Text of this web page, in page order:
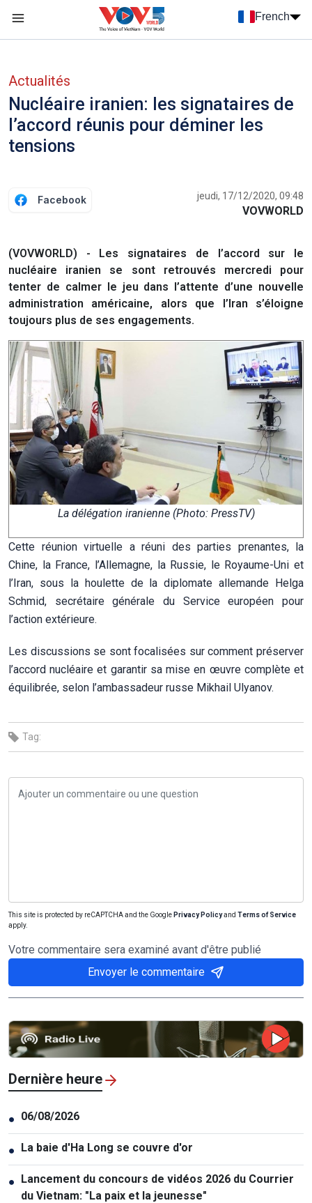
French
Actualités
Nucléaire iranien: les signataires de
l’accord réunis pour déminer les
tensions
Facebook jeudi, 17/12/2020, 09:48
VOVWORLD
(VOVWORLD) - Les signataires de l’accord sur le
nucléaire iranien se sont retrouvés mercredi pour
tenter de calmer le jeu dans l’attente d’une nouvelle
administration américaine, alors que l’Iran s’éloigne
toujours plus de ses engagements.
La délégation iranienne (Photo: PressTV)
Cette réunion virtuelle a réuni des parties prenantes, la
Chine, la France, l’Allemagne, la Russie, le Royaume-Uni et
l’Iran, sous la houlette de la diplomate allemande Helga
Schmid, secrétaire générale du Service européen pour
l’action extérieure.
Les discussions se sont focalisées sur comment préserver
l’accord nucléaire et garantir sa mise en œuvre complète et
équilibrée, selon l’ambassadeur russe Mikhail Ulyanov.
Tag:
This site is protected by reCAPTCHA and the Google Privacy Policyand Terms of Service
apply.
Votre commentaire sera examiné avant d'être publié
Envoyer le commentaire
Dernière heure
● 06/08/2026
● La baie d'Ha Long se couvre d'or
● Lancement du concours de vidéos 2026 du Courrier
du Vietnam: "La paix et la jeunesse"